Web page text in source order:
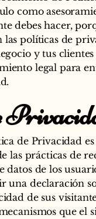
como
debes hacer,
las políticas de
y tus
legal para
de Privacidad
las prácticas de
datos de los
una declaración
de sus
que el